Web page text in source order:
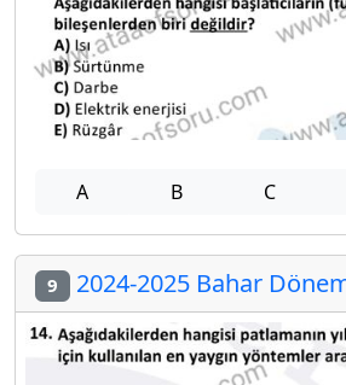
A B C
9 2024-2025 Bahar